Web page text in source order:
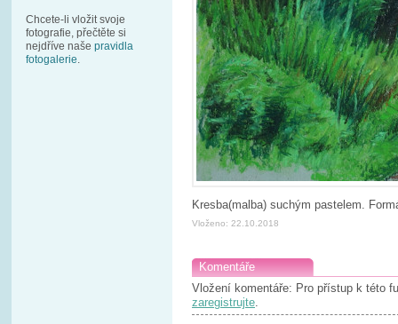
Chcete-li vložit svoje
fotografie, přečtěte si
nejdříve naše pravidla
fotogalerie.
Kresba(malba) suchým pastelem.
Vloženo: 22.10.2018
Komentáře
Vložení komentáře: Pro přístup k této
zaregistrujte.